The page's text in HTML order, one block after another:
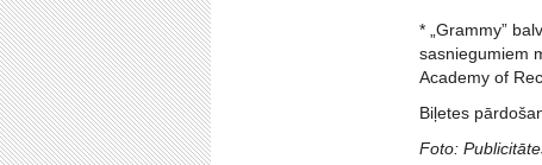
* „Grammy”
sasniegumiem
Academy of
Biļetes
Foto: